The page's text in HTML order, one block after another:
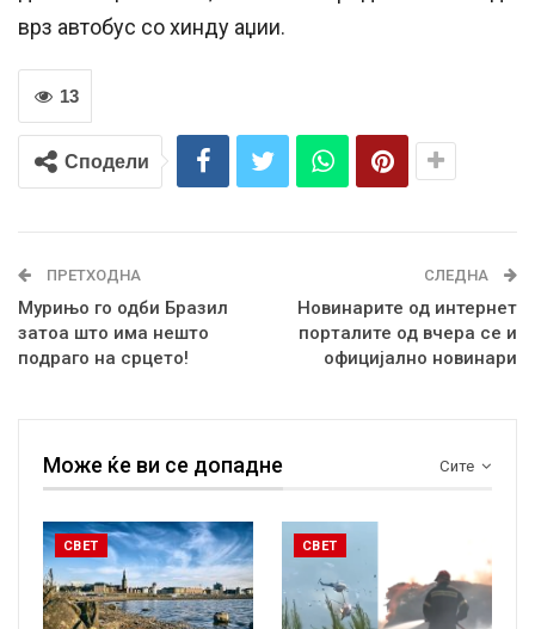
врз автобус со хинду аџии.
13
Сподели
ПРЕТХОДНА
Мурињо го одби Бразил
затоа што има нешто
подраго на срцето!
СЛЕДНА
Новинарите од интернет
порталите од вчера се и
официјално новинари
Сите
Може ќе ви се допадне
СВЕТ СВЕТ